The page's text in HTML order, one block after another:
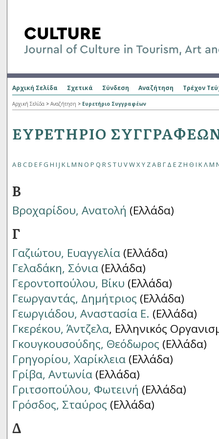
Αρχική Σελίδα Σχετικά Σύνδεση Αναζήτηση Τρέχον
Αρχική Σελίδα > Αναζήτηση > Ευρετήριο Συγγραφέων
ΕΥΡΕΤΉΡΙΟ
AB CD E FG H I J KLM N O P Q R S TU VWXY ZΑΒ Γ Δ Ε ΖΗ Θ Ι ΚΛΜ
Β
Βροχαρίδου, Ανατολή (Ελλάδα)
Γ
Γαζιώτου, Ευαγγελία (Ελλάδα)
Γελαδάκη, Σόνια (Ελλάδα)
Γεροντοπούλου, Βίκυ (Ελλάδα)
Γεωργαντάς, Δημήτριος (Ελλάδα)
Γεωργιάδου, Αναστασία Ε. (Ελλάδα)
Γκερέκου, Άντζελα, Ελληνικός
Γκουγκουσούδης, Θεόδωρος (Ελλάδα)
Γρηγορίου, Χαρίκλεια (Ελλάδα)
Γρίβα, Αντωνία (Ελλάδα)
Γριτσοπούλου, Φωτεινή (Ελλάδα)
Γρόσδος, Σταύρος (Ελλάδα)
Δ